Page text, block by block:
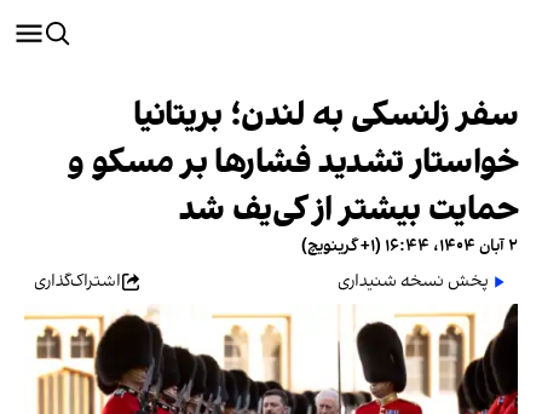
سفر زلنسکی به لندن؛ بریتانیا
خواستار تشدید فشارها بر مسکو و
حمایت بیشتر از کی‌یف شد
۲ آبان ۱۴۰۴، ۱۶:۴۴ (‎+۱ گرینویچ)
پخش نسخه شنیداری
اشتراک‌گذاری